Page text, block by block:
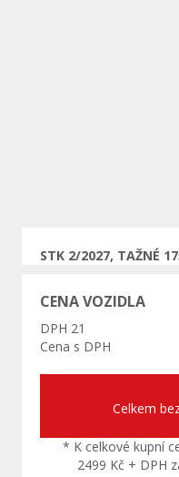
STK 2/2027, TAŽNÉ
CENA VOZIDLA
DPH 21
Cena s DPH
Celkem
* K celkové kupní
2499 Kč + DPH